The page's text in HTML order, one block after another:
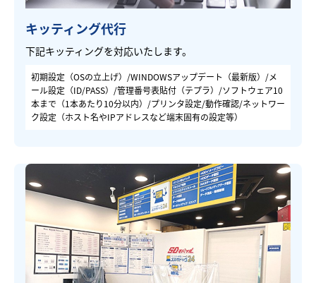
キッティング代行
下記キッティングを対応いたします。
初期設定（OSの立上げ）/WINDOWSアップデート（最新版）/メ
ール設定（ID/PASS）/管理番号表貼付（テプラ）/ソフトウェア10
本まで（1本あたり10分以内）/プリンタ設定/動作確認/ネットワー
ク設定（ホスト名やIPアドレスなど端末固有の設定等）